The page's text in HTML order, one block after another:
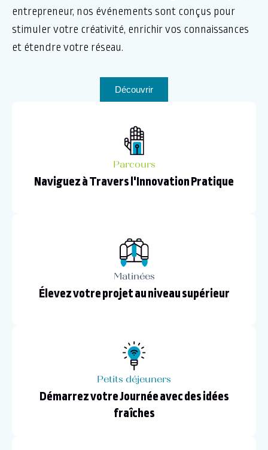
entrepreneur, nos événements sont conçus pour
stimuler votre créativité, enrichir vos connaissances
et étendre votre réseau.
Découvrir
Parcours
Naviguez à Travers l'Innovation Pratique
Matinées
Élevez votre projet au niveau supérieur
Petits déjeuners
Démarrez votre Journée avec des idées
fraîches